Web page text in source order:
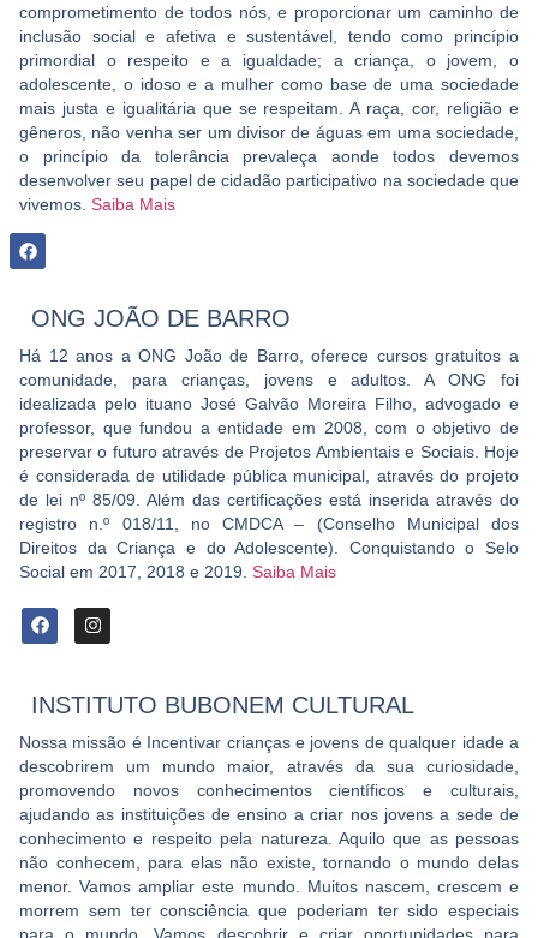
comprometimento de todos nós, e proporcionar um caminho de
inclusão social e afetiva e sustentável, tendo como princípio
primordial o respeito e a igualdade; a criança, o jovem, o
adolescente, o idoso e a mulher como base de uma sociedade
mais justa e igualitária que se respeitam.A raça, cor, religião e
gêneros, não venha ser um divisor de águas em uma sociedade,
o princípio da tolerância prevaleça aonde todos devemos
desenvolver seu papel de cidadão participativo na sociedade que
vivemos. Saiba Mais
ONG JOÃO DE BARRO
Há 12 anos a ONG João de Barro, oferece cursos gratuitos a
comunidade, para crianças, jovens e adultos. A ONG foi
idealizada pelo ituano José Galvão Moreira Filho, advogado e
professor, que fundou a entidade em 2008, com o objetivo de
preservar o futuro através de Projetos Ambientais e Sociais. Hoje
é considerada de utilidade pública municipal, através do projeto
de lei nº 85/09. Além das certificações está inserida através do
registro n.º 018/11, no CMDCA – (Conselho Municipal dos
Direitos da Criança e do Adolescente). Conquistando o Selo
Social em 2017, 2018 e 2019. Saiba Mais
INSTITUTO BUBONEM CULTURAL
Nossa missão é Incentivar crianças e jovens de qualquer idade a
descobrirem um mundo maior, através da sua curiosidade,
promovendo novos conhecimentos científicos e culturais,
ajudando as instituições de ensino a criar nos jovens a sede de
conhecimento e respeito pela natureza. Aquilo que as pessoas
não conhecem, para elas não existe, tornando o mundo delas
menor. Vamos ampliar este mundo. Muitos nascem, crescem e
morrem sem ter consciência que poderiam ter sido especiais
para o mundo. Vamos descobrir e criar oportunidades para